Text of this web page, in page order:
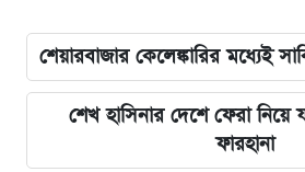
শেয়ারবাজার কেলেঙ্কারির মধ্যেই
শেখ হাসিনার দেশে ফেরা
ফারহানা